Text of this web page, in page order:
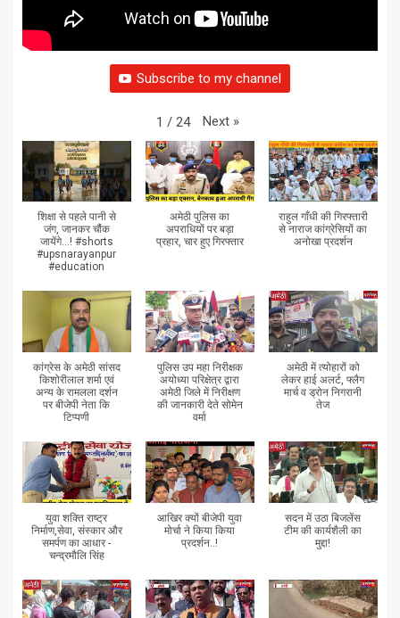
Subscribe to my channel
1 / 24 Next »
शिक्षा से पहले पानी से
जंग, जानकर चौंक
जायेंगे...! #shorts
#upsnarayanpur
#education
अमेठी पुलिस का
अपराधियों पर बड़ा
प्रहार, चार हुए गिरफ्तार
राहुल गाँधी की गिरफ्तारी
से नाराज कांग्रेसियों का
अनोखा प्रदर्शन
कांग्रेस के अमेठी सांसद
किशोरीलाल शर्मा एवं
अन्य के रामलला दर्शन
पर बीजेपी नेता कि
टिप्पणी
पुलिस उप महा निरीक्षक
अयोध्या परिक्षेत्र द्वारा
अमेठी जिले में निरीक्षण
की जानकारी देते सोमेन
वर्मा
अमेठी में त्योहारों को
लेकर हाई अलर्ट, फ्लैग
मार्च व ड्रोन निगरानी
तेज
युवा शक्ति राष्ट्र
निर्माण,सेवा, संस्कार और
समर्पण का आधार -
चन्द्रमौलि सिंह
आखिर क्यों बीजेपी युवा
मोर्चा ने किया किया
प्रदर्शन..!
सदन में उठा बिजलेंस
टीम की कार्यशैली का
मुद्दा!